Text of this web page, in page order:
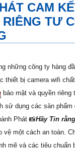
CAM
RIÊNG TƯ
những công ty hàng
thiết bị camera wifi
bảo mật và quyền
sử dụng các sản phẩm
Phát 📸Hãy Tin rằng
vệ một cách an toàn.
mẽ và các tiêu chuẩn